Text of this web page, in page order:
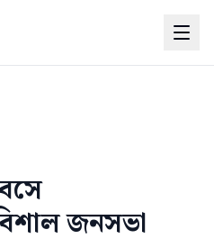
জনসভা